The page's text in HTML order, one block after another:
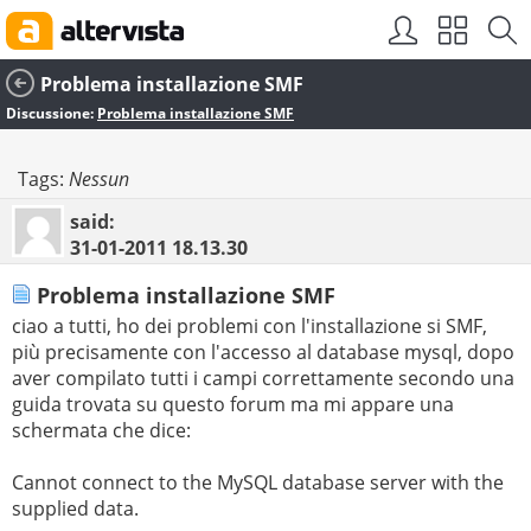
Problema installazione SMF
Discussione: Problema installazione SMF
Tags: Nessun
said:
31-01-2011 18.13.30
Problema installazione SMF
ciao a tutti, ho dei problemi con l'installazione si SMF,
più precisamente con l'accesso al database mysql, dopo
aver compilato tutti i campi correttamente secondo una
guida trovata su questo forum ma mi appare una
schermata che dice:
Cannot connect to the MySQL database server with the
supplied data.